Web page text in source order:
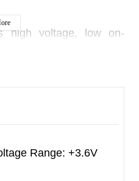
high voltage, low on-
phones, audio and
or dual ±5V power
Range: +3.6V